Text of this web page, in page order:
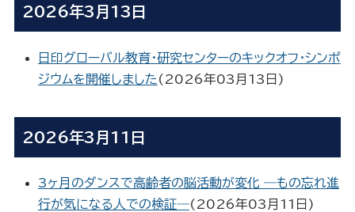
2026年3月13日
日印グローバル教育・研究センターのキックオフ・シンポ
ジウムを開催しました (2026年03月13日 )
2026年3月11日
3ヶ月のダンスで高齢者の脳活動が変化 ―もの忘れ進
行が気になる人での検証―( 2026年03月11日 )